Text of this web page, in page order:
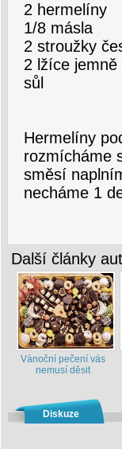
2 hermelíny
1/8 másla
2 stroužky
2 lžíce jemně
sůl
Hermelíny
rozmícháme
směsí
necháme 1
Další články
Vánoční pečení vás
nemusí děsit
Diskuze